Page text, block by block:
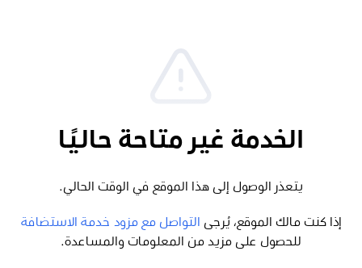
الخدمة غير متاحة حاليًا
يتعذر الوصول إلى هذا الموقع في الوقت الحالي.
إذا كنت مالك الموقع، يُرجى
التواصل مع مزود خدمة الاستضافة
للحصول على مزيد من المعلومات والمساعدة.